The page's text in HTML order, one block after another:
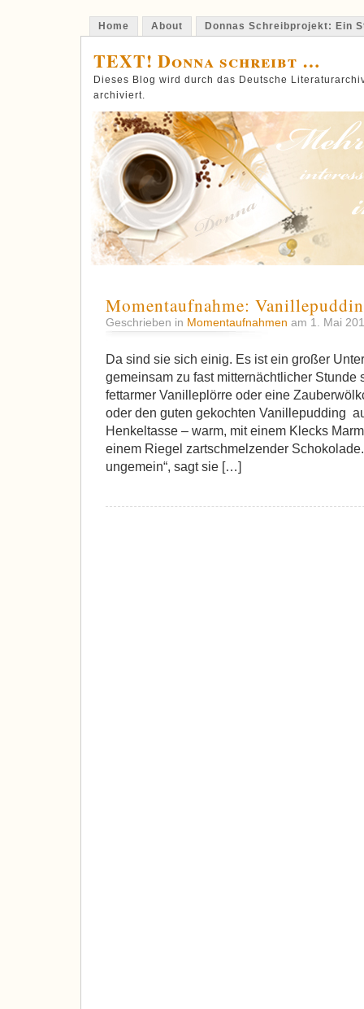
Home About Donnas Schreibprojekt: Ein
TEXT! Donna schreibt …
Dieses Blog wird durch das Deutsche
archiviert.
Momentaufnahme:
Geschrieben in Momentaufnahmen am 1. Mai
Da sind sie sich einig. Es ist ein großer
gemeinsam zu fast mitternächtlicher Stunde
fettarmer Vanilleplörre oder eine
oder den guten gekochten Vanillepudding
Henkeltasse – warm, mit einem Klecks
einem Riegel zartschmelzender
ungemein“, sagt sie […]